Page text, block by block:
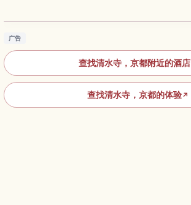
广告
查找清水寺，京都附近的酒店
查找清水寺，京都的体验↗